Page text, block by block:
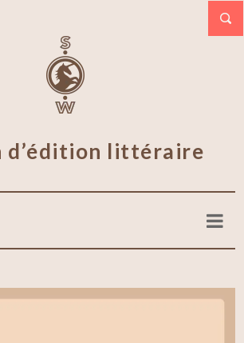
d’édition littéraire